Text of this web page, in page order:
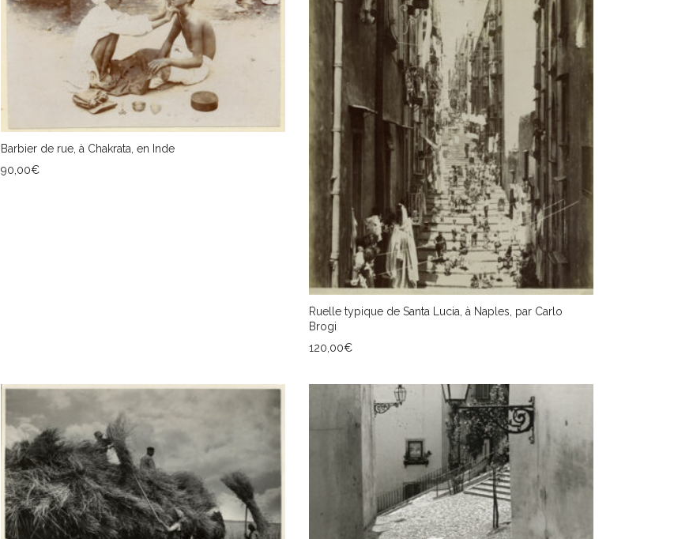
Barbier de rue, à Chakrata, en Inde
90,00€
Ruelle typique de Santa Lucia, à Naples, par Carlo
Brogi
120,00€